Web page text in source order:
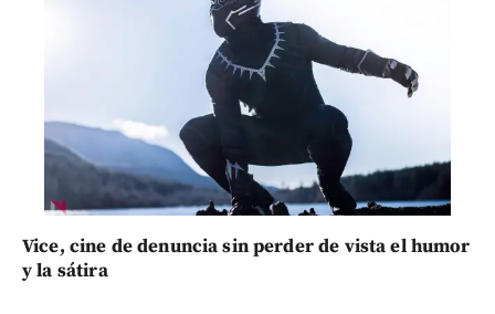
Vice, cine de denuncia sin perder de vista el humor
y la sátira